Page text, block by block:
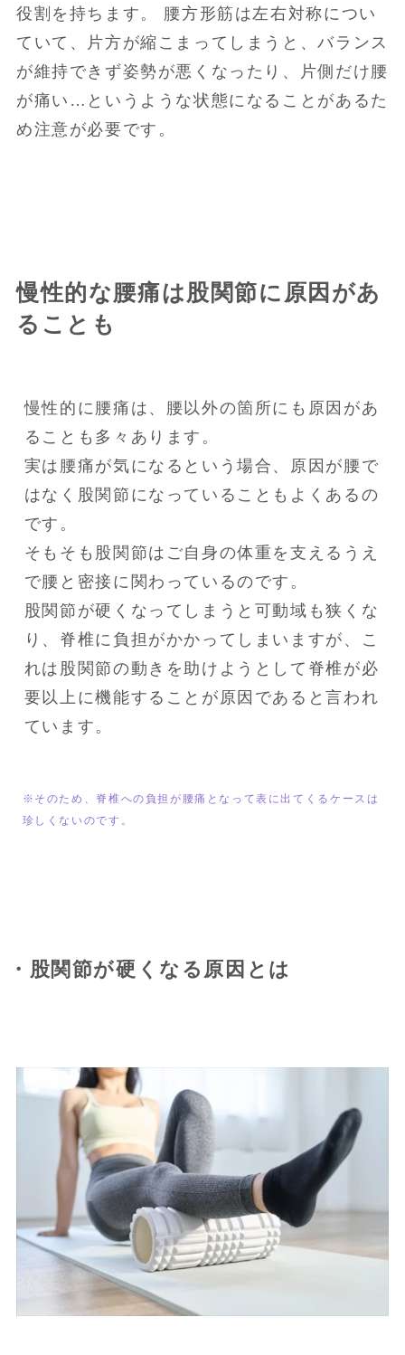
役割を持ちます。 腰方形筋は左右対称につい
ていて、片方が縮こまってしまうと、バランス
が維持できず姿勢が悪くなったり、片側だけ腰
が痛い…というような状態になることがあるた
め注意が必要です。
慢性的な腰痛は股関節に原因があ
ることも
慢性的に腰痛は、腰以外の箇所にも原因があ
ることも多々あります。
実は腰痛が気になるという場合、原因が腰で
はなく股関節になっていることもよくあるの
です。
そもそも股関節はご自身の体重を支えるうえ
で腰と密接に関わっているのです。
股関節が硬くなってしまうと可動域も狭くな
り、脊椎に負担がかかってしまいますが、こ
れは股関節の動きを助けようとして脊椎が必
要以上に機能することが原因であると言われ
ています。
※そのため、脊椎への負担が腰痛となって表に出てくるケースは
珍しくないのです。
・股関節が硬くなる原因とは